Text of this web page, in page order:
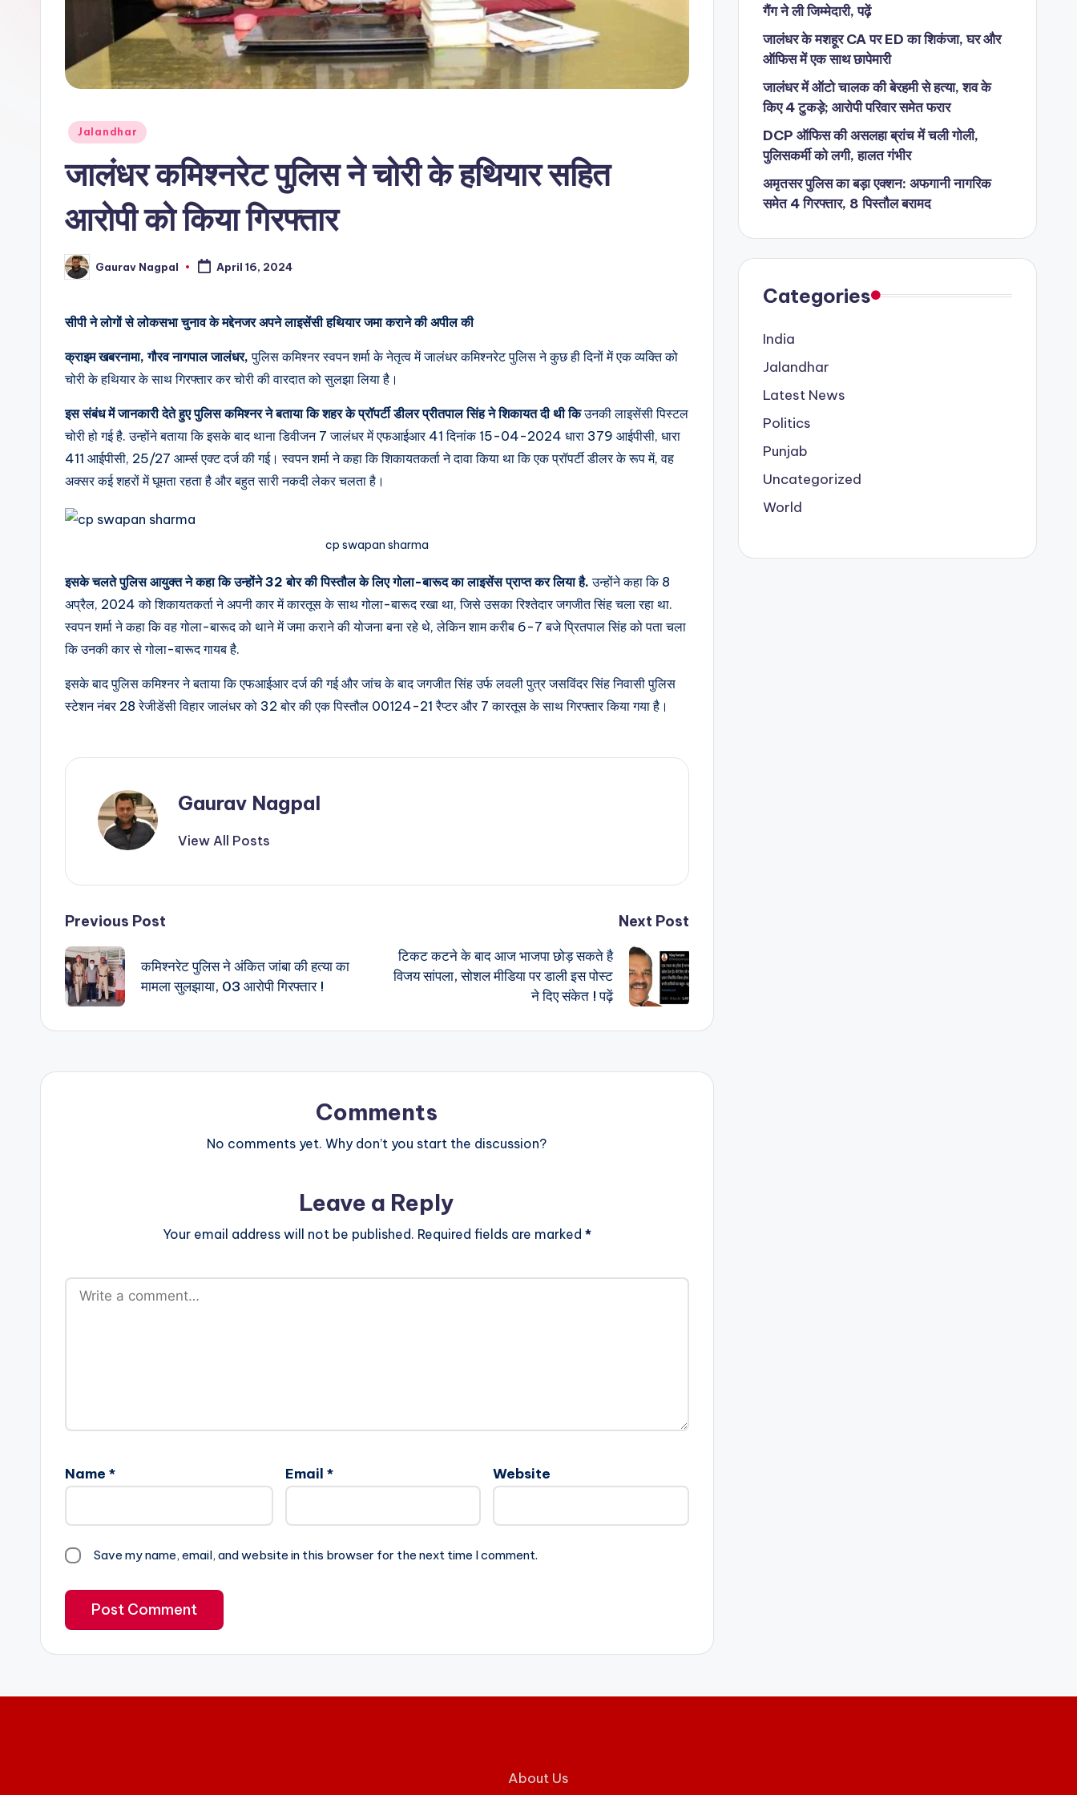
mPosted
Jalandhar
जालंधर कमिश्नरेट पुलिस ने चोरी के हथियार सहित
आरोपी को किया गिरफ्तार
Posted
by
Gaurav Nagpal April 16, 2024
सीपी ने लोगों से लोकसभा चुनाव के मद्देनजर अपने लाइसेंसी हथियार जमा कराने की अपील की
क्राइम खबरनामा, गौरव नागपाल जालंधर, पुलिस कमिश्नर स्वपन शर्मा के नेतृत्व में जालंधर कमिश्नरेट पुलिस ने कुछ ही दिनों में एक व्यक्ति को
चोरी के हथियार के साथ गिरफ्तार कर चोरी की वारदात को सुलझा लिया है।
इस संबंध में जानकारी देते हुए पुलिस कमिश्नर ने बताया कि शहर के प्रॉपर्टी डीलर प्रीतपाल सिंह ने शिकायत दी थी किउनकी लाइसेंसी पिस्टल
चोरी हो गई है. उन्होंने बताया कि इसके बाद थाना डिवीजन 7 जालंधर में एफआईआर 41 दिनांक 15-04-2024 धारा 379 आईपीसी, धारा
411 आईपीसी, 25/27 आर्म्स एक्ट दर्ज की गई। स्वपन शर्मा ने कहा कि शिकायतकर्ता ने दावा किया था कि एक प्रॉपर्टी डीलर के रूप में, वह
अक्सर कई शहरों में घूमता रहता है और बहुत सारी नकदी लेकर चलता है।
cp swapan sharma
इसके चलते पुलिस आयुक्त ने कहा कि उन्होंने 32 बोर की पिस्तौल के लिए गोला-बारूद का लाइसेंस प्राप्त कर लिया है. उन्होंने कहा कि 8
अप्रैल, 2024 को शिकायतकर्ता ने अपनी कार में कारतूस के साथ गोला-बारूद रखा था, जिसे उसका रिश्तेदार जगजीत सिंह चला रहा था.
स्वपन शर्मा ने कहा कि वह गोला-बारूद को थाने में जमा कराने की योजना बना रहे थे, लेकिन शाम करीब 6-7 बजे प्रितपाल सिंह को पता चला
कि उनकी कार से गोला-बारूद गायब है.
इसके बाद पुलिस कमिश्नर ने बताया कि एफआईआर दर्ज की गई और जांच के बाद जगजीत सिंह उर्फ ​​लवली पुत्र जसविंदर सिंह निवासी पुलिस
स्टेशन नंबर 28 रेजीडेंसी विहार जालंधर को 32 बोर की एक पिस्तौल 00124-21 रैप्टर और 7 कारतूस के साथ गिरफ्तार किया गया है।
Gaurav Nagpal
View All Posts
Post
navigation
Previous Post
कमिश्नरेट पुलिस ने अंकित जांबा की हत्या का
मामला सुलझाया, 03 आरोपी गिरफ्तार !
Next Post
टिकट कटने के बाद आज भाजपा छोड़ सकते है
विजय सांपला, सोशल मीडिया पर डाली इस पोस्ट
ने दिए संकेत ! पढ़ें
Comments
No comments yet. Why don’t you start the discussion?
Leave a Reply
Your email address will not be published. Required fields are marked *
Name * Email * Website
Save my name, email, and website in this browser for the next time I comment.
गैंग ने ली जिम्मेदारी, पढ़ें
जालंधर के मशहूर CA पर ED का शिकंजा, घर और
ऑफिस में एक साथ छापेमारी
जालंधर में ऑटो चालक की बेरहमी से हत्या, शव के
किए 4 टुकड़े; आरोपी परिवार समेत फरार
DCP ऑफिस की असलहा ब्रांच में चली गोली,
पुलिसकर्मी को लगी, हालत गंभीर
अमृतसर पुलिस का बड़ा एक्शन: अफगानी नागरिक
समेत 4 गिरफ्तार, 8 पिस्तौल बरामद
Categories
India
Jalandhar
Latest News
Politics
Punjab
Uncategorized
World
About Us